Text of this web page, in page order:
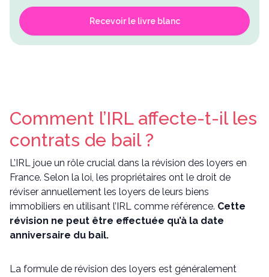
Recevoir le livre blanc
Comment l’IRL affecte-t-il les
contrats de bail ?
L’IRL joue un rôle crucial dans la révision des loyers en
France. Selon la loi, les propriétaires ont le droit de
réviser annuellement les loyers de leurs biens
immobiliers en utilisant l’IRL comme référence. Cette
révision ne peut être effectuée qu’à la date
anniversaire du bail.
La formule de révision des loyers est généralement